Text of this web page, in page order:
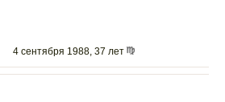
4 сентября 1988, 37 лет